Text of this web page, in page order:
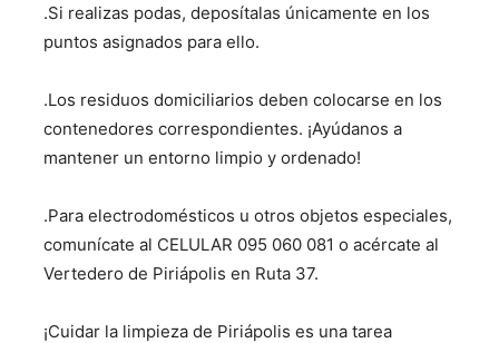
.Si realizas podas, deposítalas únicamente en los
puntos asignados para ello.
.Los residuos domiciliarios deben colocarse en los
contenedores correspondientes. ¡Ayúdanos a
mantener un entorno limpio y ordenado!
.Para electrodomésticos u otros objetos especiales,
comunícate al CELULAR 095 060 081 o acércate al
Vertedero de Piriápolis en Ruta 37.
¡Cuidar la limpieza de Piriápolis es una tarea